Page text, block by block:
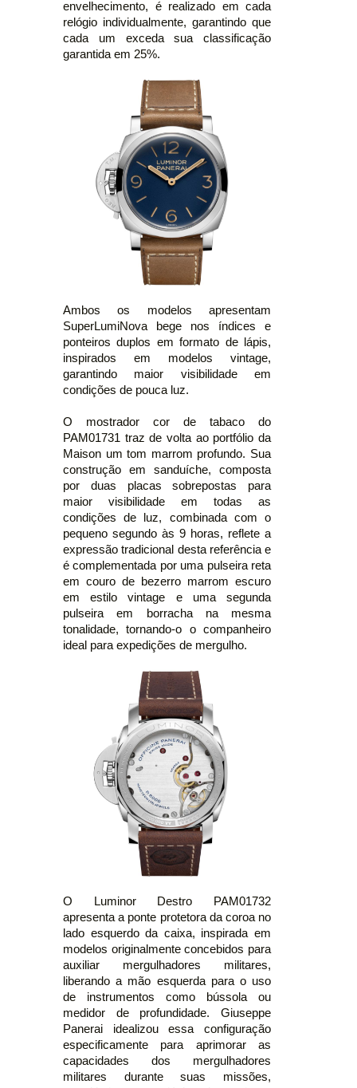
envelhecimento, é realizado em cada
relógio individualmente, garantindo que
cada um exceda sua classificação
garantida em 25%.
Ambos os modelos apresentam
SuperLumiNova bege nos índices e
ponteiros duplos em formato de lápis,
inspirados em modelos vintage,
garantindo maior visibilidade em
condições de pouca luz.
O mostrador cor de tabaco do
PAM01731 traz de volta ao portfólio da
Maison um tom marrom profundo. Sua
construção em sanduíche, composta
por duas placas sobrepostas para
maior visibilidade em todas as
condições de luz, combinada com o
pequeno segundo às 9 horas, reflete a
expressão tradicional desta referência e
é complementada por uma pulseira reta
em couro de bezerro marrom escuro
em estilo vintage e uma segunda
pulseira em borracha na mesma
tonalidade, tornando-o o companheiro
ideal para expedições de mergulho.
O Luminor Destro PAM01732
apresenta a ponte protetora da coroa no
lado esquerdo da caixa, inspirada em
modelos originalmente concebidos para
auxiliar mergulhadores militares,
liberando a mão esquerda para o uso
de instrumentos como bússola ou
medidor de profundidade. Giuseppe
Panerai idealizou essa configuração
especificamente para aprimorar as
capacidades dos mergulhadores
militares durante suas missões,